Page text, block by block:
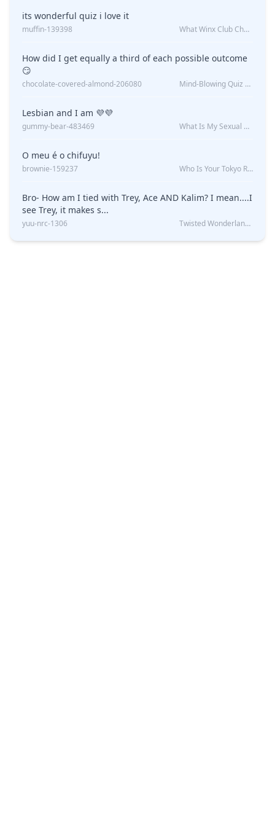
its wonderful quiz i love it
muffin-139398 What Winx Club Character Are You?
How did I get equally a third of each possible outcome
😏
chocolate-covered-almond-206080 Mind-Blowing Quiz Reveals: Will I Be Alone Forever?
Lesbian and I am 💜💜
gummy-bear-483469 What Is My Sexual Orientation: Uncovered
O meu é o chifuyu!
brownie-159237 Who Is Your Tokyo Revengers Boyfriend?
Bro- How am I tied with Trey, Ace AND Kalim? I mean....I
see Trey, it makes s...
yuu-nrc-1306 Twisted Wonderland Kin Quiz